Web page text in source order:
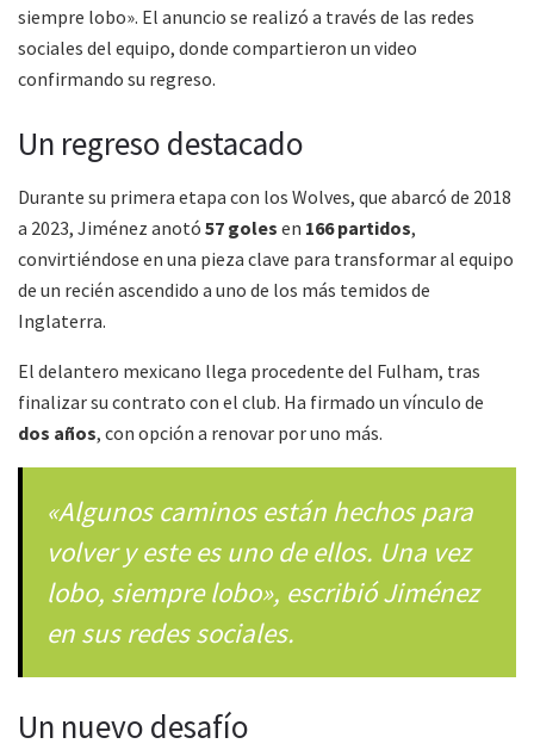
siempre lobo». El anuncio se realizó a través de las redes
sociales del equipo, donde compartieron un video
confirmando su regreso.
Un regreso destacado
Durante su primera etapa con los Wolves, que abarcó de 2018
a 2023, Jiménez anotó 57 goles en 166 partidos,
convirtiéndose en una pieza clave para transformar al equipo
de un recién ascendido a uno de los más temidos de
Inglaterra.
El delantero mexicano llega procedente del Fulham, tras
finalizar su contrato con el club. Ha firmado un vínculo de
dos años, con opción a renovar por uno más.
«Algunos caminos están hechos para
volver y este es uno de ellos. Una vez
lobo, siempre lobo», escribió Jiménez
en sus redes sociales.
Un nuevo desafío